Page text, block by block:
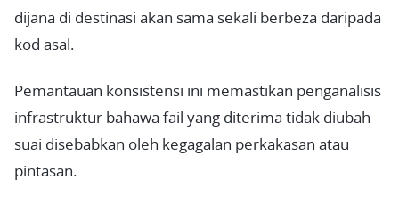
dijana di destinasi akan sama sekali berbeza daripada
kod asal.
Pemantauan konsistensi ini memastikan penganalisis
infrastruktur bahawa fail yang diterima tidak diubah
suai disebabkan oleh kegagalan perkakasan atau
pintasan.